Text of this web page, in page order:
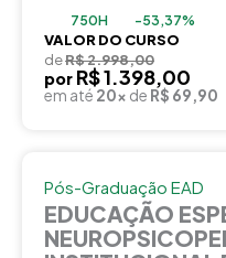
750H -53,37%
VALOR DO CURSO
deR$ 2.998,00
por R$ 1.398,00
em até 20x de R$ 69,90
Pós-Graduação EAD
EDUCAÇÃO